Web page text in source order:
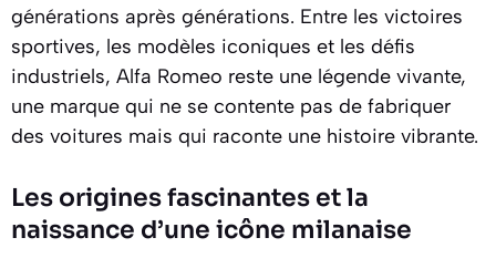
générations après générations. Entre les victoires
sportives, les modèles iconiques et les défis
industriels, Alfa Romeo reste une légende vivante,
une marque qui ne se contente pas de fabriquer
des voitures mais qui raconte une histoire vibrante.
Les origines fascinantes et la
naissance d’une icône milanaise